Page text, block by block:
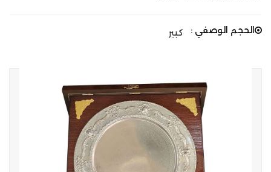
الحجم الوصفي : كبير